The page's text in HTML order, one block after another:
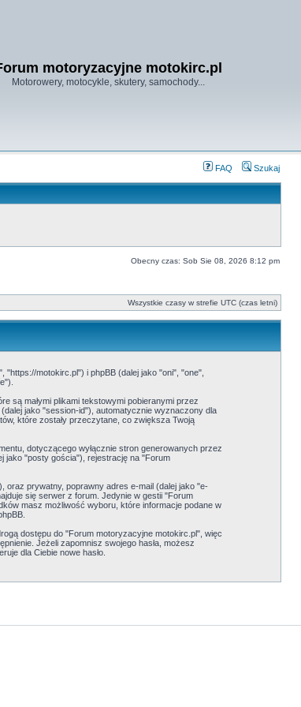
motoryzacyjne motokirc.pl
Motorowery, motocykle, skutery, samochody...
FAQ Szukaj
Obecny czas: Sob Sie 08, 2026 8:12 pm
Wszystkie czasy w strefie UTC (czas letni)
motokirc.pl") i phpBB (dalej jako "oni", "one",
są małymi plikami tekstowymi pobieranymi przez
jako "session-id"), automatycznie wyznaczony dla
które zostały przeczytane, co zwiększa Twoją
dotyczącego wyłącznie stron generowanych przez
jako "posty gościa"), rejestrację na "Forum
oraz prywatny, poprawny adres e-mail (dalej jako "e-
się serwer z forum. Jedynie w gestii "Forum
masz możliwość wyboru, które informacje podane w
dostępu do "Forum motoryzacyjne motokirc.pl", więc
Jeżeli zapomnisz swojego hasła, możesz
dla Ciebie nowe hasło.